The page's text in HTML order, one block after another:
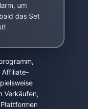
um
das Set
Affiliate-
Verkäufen,